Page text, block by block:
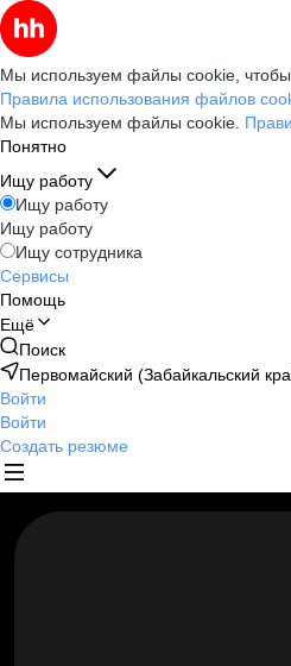
Мы используем файлы cookie, чтобы
Правила использования файлов
Мы используем файлы cookie.
Понятно
Ищу работу
Ищу работу
Ищу работу
Ищу сотрудника
Сервисы
Помощь
Ещё
Поиск
Первомайский (Забайкальский
Войти
Войти
Создать резюме